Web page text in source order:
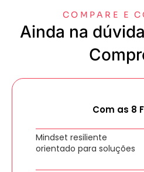
COMPARE E
Ainda na
Com as 8
Mindset resiliente
orientado para soluções